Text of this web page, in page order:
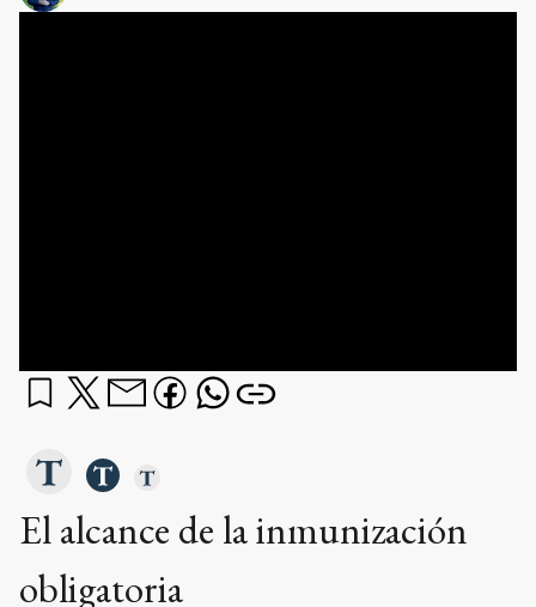
El alcance de la inmunización
obligatoria